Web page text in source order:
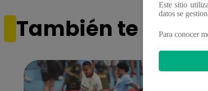
También te
Este sitio
datos se
Para conocer